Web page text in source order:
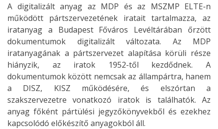
A digitalizált anyag az MDP és az MSZMP ELTE-n
működött pártszervezetének iratait tartalmazza, az
iratanyag a Budapest Főváros Levéltárában őrzött
dokumentumok digitalizált változata. Az MDP
iratanyagának a pártszervezet alapítása körüli része
hiányzik, az iratok 1952-től kezdődnek. A
dokumentumok között nemcsak az állampártra, hanem
a DISZ, KISZ működésére, és elszórtan a
szakszervezetre vonatkozó iratok is találhatók. Az
anyag főként pártülési jegyzőkönyvekből és ezekhez
kapcsolódó előkészítő anyagokból áll.